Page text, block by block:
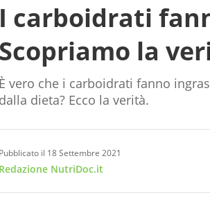
I carboidrati
Scopriamo la
È vero che i carboidrati fanno
dalla dieta? Ecco la verità.
Pubblicato il 18 Settembre 2021
Redazione NutriDoc.it